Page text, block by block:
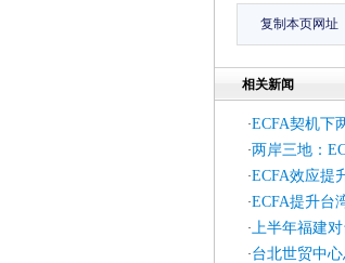
复制本页网址
相关新闻
·ECFA契机下
·两岸三地：
·ECFA效应提
·ECFA提升台
·上半年福建
·台北世贸中